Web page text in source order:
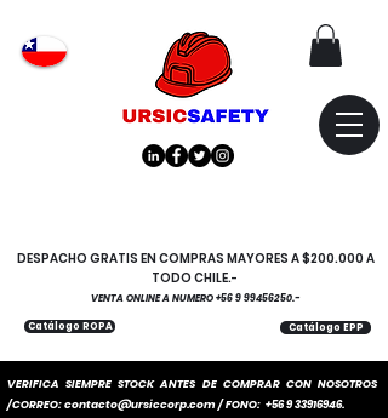
VERIFICA SIEMPRE STOCK ANTES DE COMPRAR CON NOSOTROS
/CORREO:contacto@ursiccorp.com/ FONO: +56 9 33916946.
Catálogo EPP
Catálogo ROPA
DESPACHO GRATIS EN COMPRAS MAYORES A $200.000 A
TODO CHILE.-
VENTA ONLINE A NUMERO+56 9 99456250.-